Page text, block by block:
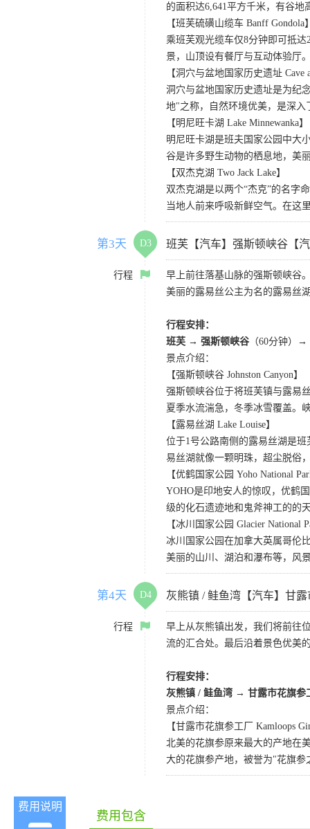
的面积达6,641平方千米，有谷
【班芙硫磺山缆车 Banff Gondola
乘班芙观光缆车仅8分钟即可抵
景，山顶设有餐厅与互动体验厅
【洞穴与盆地国家历史遗址 Cave
洞穴与盆地国家历史遗址是为纪
地"之称，自然环境优美，是深
【明尼旺卡湖 Lake Minnewanka】
明尼旺卡湖是班夫国家公园中大
谷是许多野生动物的栖息地，美
【双杰克湖 Two Jack Lake】
双杰克湖是以两个“杰克”的名字
当地人前来呼吸新鲜空气。在这
第3天 D3 班芙【汽车】强斯顿峡谷【
行程
早上前往落基山脉的强斯顿峡谷
美丽的露易丝公主为名的露易丝
行程安排：
班芙 → 强斯顿峡谷 （60分钟）→
景点介绍：
【强斯顿峡谷 Johnston Canyon】
强斯顿峡谷位于将班芙镇与露易
夏季水流湍急，冬季冰雪覆盖。
【露易丝湖 Lake Louise】
位于1号公路南侧的露易丝湖是
易丝湖就像一颗明珠，超尘脱俗
【优鹤国家公园 Yoho National
YOHO是印地安人的惊叹，优鹤
级的化石遗迹地和鬼斧神工的的
【冰川国家公园 Glacier National
冰川国家公园在加拿大英属哥伦
美丽的山川、湖泊和瀑布等，风
第4天 D4 灰熊镇 / 鲑鱼湾【汽车】甘
行程
早上从灰熊镇出发，我们将前往
流的汇合处。最后沿着景色优美
行程安排：
灰熊镇 / 鲑鱼湾 → 甘露市花旗参
景点介绍：
【甘露市花旗参工厂 Kamloops
北美的花旗参原来最大的产地在
大的花旗参产地，被誉为"花旗
费用说明
费用包含